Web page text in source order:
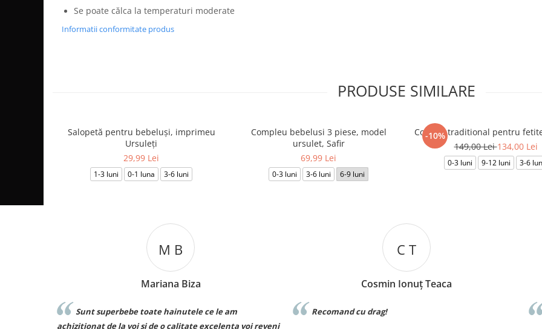
Se poate călca la temperaturi moderate
Informatii conformitate produs
PRODUSE SIMILARE
Salopetă pentru bebeluși, imprimeu
Ursuleți
29,99 Lei
1-3 luni 0-1 luna 3-6 luni
Compleu bebelusi 3 piese, model
ursulet, Safir
69,99 Lei
0-3 luni 3-6 luni 6-9 luni
-10%
Costum traditional pentru
149,00 Lei134,00 Lei
0-3 luni 9-12 luni 3-6
voi reveni
C T
Cosmin Ionuț Teaca
Recomand cu drag!
I B
Iuliana Batincu
Materialul foarte bun,sunt foarte multumita